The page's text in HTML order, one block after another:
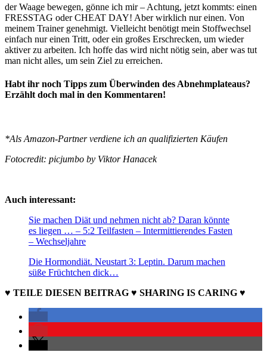
der Waage bewegen, gönne ich mir – Achtung, jetzt kommts: einen
FRESSTAG oder CHEAT DAY! Aber wirklich nur einen. Von
meinem Trainer genehmigt. Vielleicht benötigt mein Stoffwechsel
einfach nur einen Tritt, oder ein großes Erschrecken, um wieder
aktiver zu arbeiten. Ich hoffe das wird nicht nötig sein, aber was tut
man nicht alles, um sein Ziel zu erreichen.
Habt ihr noch Tipps zum Überwinden des Abnehmplateaus?
Erzählt doch mal in den Kommentaren!
*Als Amazon-Partner verdiene ich an qualifizierten Käufen
Fotocredit: picjumbo by Viktor Hanacek
Auch interessant:
Sie machen Diät und nehmen nicht ab? Daran könnte
es liegen … – 5:2 Teilfasten – Intermittierendes Fasten
– Wechseljahre
Die Hormondiät. Neustart 3: Leptin. Darum machen
süße Früchtchen dick…
♥ TEILE DIESEN BEITRAG ♥ SHARING IS CARING ♥